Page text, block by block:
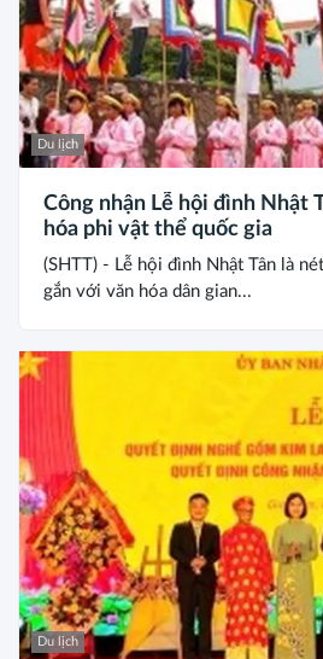
Du lịch
Công nhận Lễ hội đình Nhật
hóa phi vật thể quốc gia
(SHTT) - Lễ hội đình Nhật Tân là
gắn với văn hóa dân gian...
Du lịch